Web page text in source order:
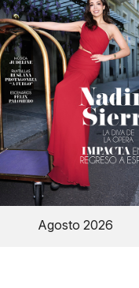
Agosto 2026